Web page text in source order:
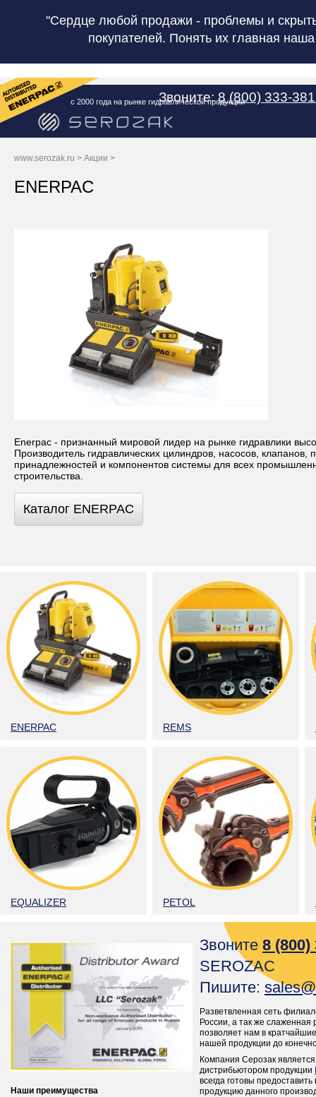
"Сердце любой продажи - проблемы и
покупателей. Понять их главная
с 2000 года на рынке гидравлической продукции
Звоните:8 (800) 333-
www.serozak.ru > Акции >
ENERPAC
Enerpac - признанный мировой лидер на рынке гидравлики
Производитель гидравлических цилиндров, насосов, клапанов,
принадлежностей и компонентов системы для всех
строительства.
ENERPAC REMS
EQUALIZER PETOL
Наши преимущества
Звоните 8 (800)
SEROZAC
Пишите:
Разветвленная сеть
России, а так же слаженная
позволяет нам в
нашей продукции до
Компания Серозак
дистрибьютором продукции
всегда готовы
продукцию данного